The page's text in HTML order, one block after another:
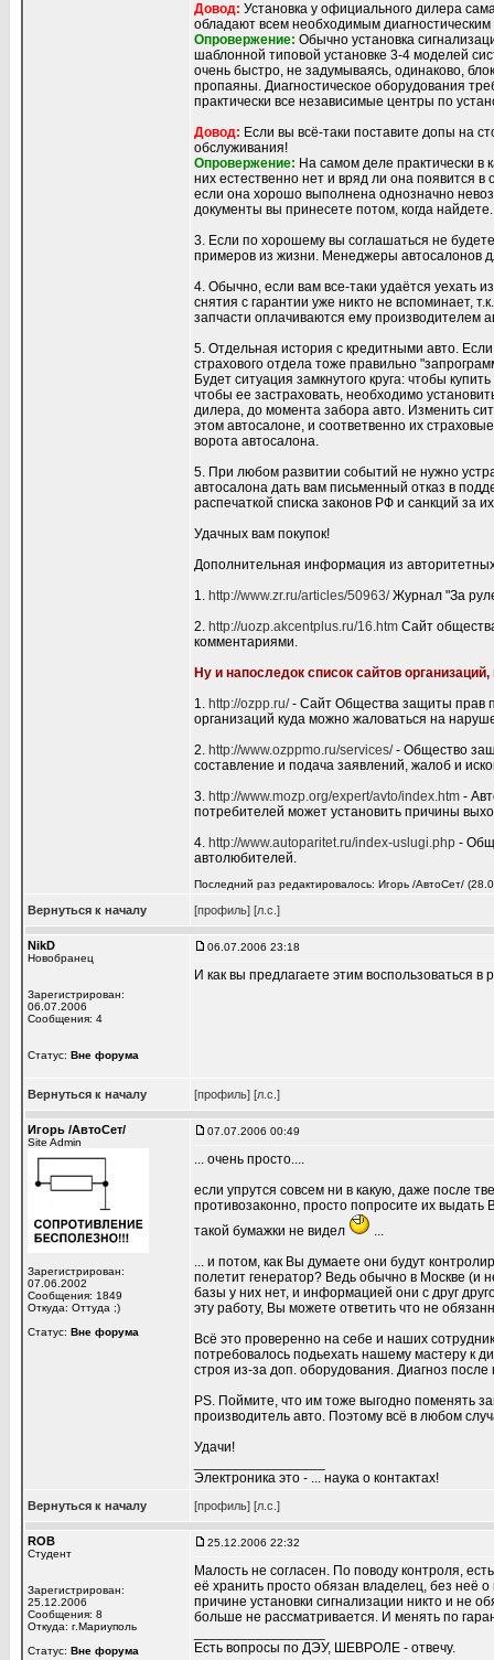
Довод: Установка у официального дилера
обладают всем необходимым
Опровержение: Обычно установка
шаблонной типовой установке 3-4 моделей
очень быстро, не задумываясь, одинаково,
пропаяны. Диагностическое оборудования
практически все независимые центры по
Довод: Если вы всё-таки поставите допы на
обслуживания!
Опровержение: На самом деле практически в
них естественно нет и вряд ли она появится
если она хорошо выполнена однозначно
документы вы принесете потом, когда найдете.
3. Если по хорошему вы соглашаться не
примеров из жизни. Менеджеры автосалонов
4. Обычно, если вам все-таки удаётся уехать
снятия с гарантии уже никто не вспоминает,
запчасти оплачиваются ему производителем
5. Отдельная история с кредитными авто.
страхового отдела тоже правильно
Будет ситуация замкнутого круга: чтобы
чтобы ее застраховать, необходимо
дилера, до момента забора авто. Изменить
этом автосалоне, и соответвенно их
ворота автосалона.
5. При любом развитии событий не нужно
автосалона дать вам письменный отказ в
распечаткой списка законов РФ и санкций за
Удачных вам покупок!
Дополнительная информация из
1. http://www.zr.ru/articles/50963/Журнал "За
2. http://uozp.akcentplus.ru/16.htm Сайт
комментариями.
Ну и напоследок список сайтов
1. http://ozpp.ru/- Сайт Общества защиты прав
организаций куда можно жаловаться на
2. http://www.ozppmo.ru/services/- Общество
составление и подача заявлений, жалоб и
3. http://www.mozp.org/expert/avto/index.htm -
потребителей может установить причины
4. http://www.autoparitet.ru/index-uslugi.php -
автолюбителей.
Последний раз редактировалось: Игорь /АвтоСет/
Вернуться к началу [профиль] [л.с.]
NikD
Новобранец
Зарегистрирован:
06.07.2006
Сообщения: 4
Статус: Вне форума
06.07.2006 23:18
И как вы предлагаете этим воспользоваться в
Вернуться к началу [профиль] [л.с.]
Игорь /АвтоСет/
Site Admin
Зарегистрирован:
07.06.2002
Сообщения: 1849
Откуда: Оттуда ;)
Статус: Вне форума
07.07.2006 00:49
... очень просто....
если упрутся совсем ни в какую, даже после
противозаконно, просто попросите их выдать
такой бумажки не видел
...
... и потом, как Вы думаете они будут
полетит генератор? Ведь обычно в Москве (и
базы у них нет, и информацией они с друг
эту работу, Вы можете ответить что не
Всё это проверенно на себе и наших
потребовалось подьехать нашему мастеру к
строя из-за доп. оборудования. Диагноз
PS. Поймите, что им тоже выгодно поменять
производитель авто. Поэтому всё в любом
Удачи!
Электроника это - ... наука о контактах!
Вернуться к началу [профиль] [л.с.]
ROB
Студент
Зарегистрирован:
25.12.2006
Сообщения: 8
Откуда: г.Мариуполь
Статус: Вне форума
25.12.2006 22:32
Малость не согласен. По поводу контроля,
её хранить просто обязан владелец, без неё
причине установки сигнализации никто и не
больше не рассматривается. И менять по
Есть вопросы по ДЭУ, ШЕВРОЛЕ - отвечу.